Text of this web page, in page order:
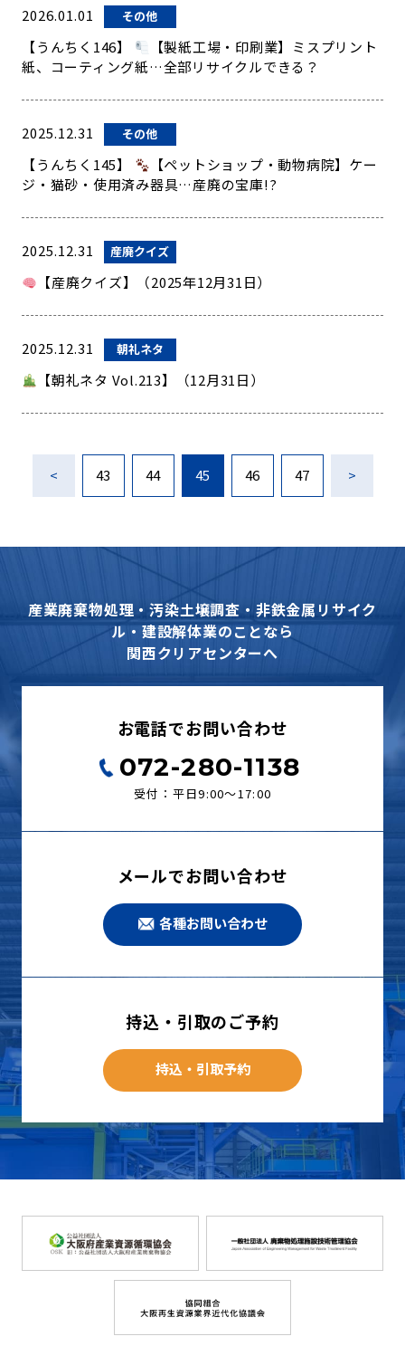
2026.01.01 その他
【うんちく146】
【製紙工場・印刷業】ミスプリント
紙、コーティング紙…全部リサイクルできる？
2025.12.31 その他
【うんちく145】
【ペットショップ・動物病院】ケー
ジ・猫砂・使用済み器具…産廃の宝庫!?
2025.12.31 産廃クイズ
【産廃クイズ】（2025年12月31日）
2025.12.31 朝礼ネタ
【朝礼ネタ Vol.213】（12月31日）
< 43 44 45 46 47 >
産業廃棄物処理・汚染土壌調査・非鉄金属リサイク
ル・建設解体業のことなら
関西クリアセンターへ
お電話でお問い合わせ
072-280-1138
受付：平日9:00〜17:00
メールでお問い合わせ
各種お問い合わせ
持込・引取のご予約
持込・引取予約